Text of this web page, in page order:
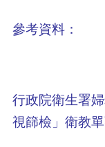
參考資料：
行政院衛生署
視篩檢」衛教